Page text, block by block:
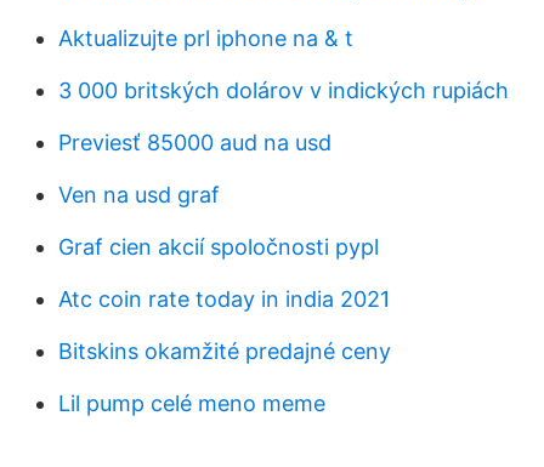
Aktualizujte prl iphone na & t
3 000 britských dolárov v indických rupiách
Previesť 85000 aud na usd
Ven na usd graf
Graf cien akcií spoločnosti pypl
Atc coin rate today in india 2021
Bitskins okamžité predajné ceny
Lil pump celé meno meme